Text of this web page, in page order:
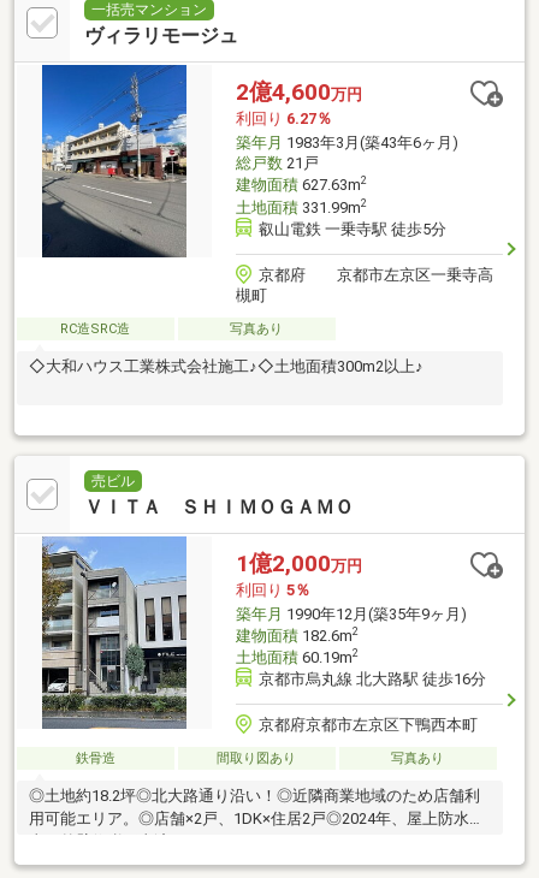
一括売マンション
ヴィラリモージュ
2億4,600万円
利回り 6.27％
築年月 1983年3月(築43年6ヶ月)
総戸数21戸
建物面積627.63m2
土地面積331.99m2
叡山電鉄 一乗寺駅 徒歩5分
京都府 京都市左京区一乗寺高
槻町
RC造SRC造 写真あり
◇大和ハウス工業株式会社施工♪◇土地面積300m2以上♪
売ビル
ＶＩＴＡ ＳＨＩＭＯＧＡＭＯ
1億2,000万円
利回り 5％
築年月 1990年12月(築35年9ヶ月)
建物面積182.6m2
土地面積60.19m2
京都市烏丸線 北大路駅 徒歩16分
京都府京都市左京区下鴨西本町
鉄骨造 間取り図あり 写真あり
◎土地約18.2坪◎北大路通り沿い！◎近隣商業地域のため店舗利
用可能エリア。◎店舗×2戸、1DK×住居2戸◎2024年、屋上防水工